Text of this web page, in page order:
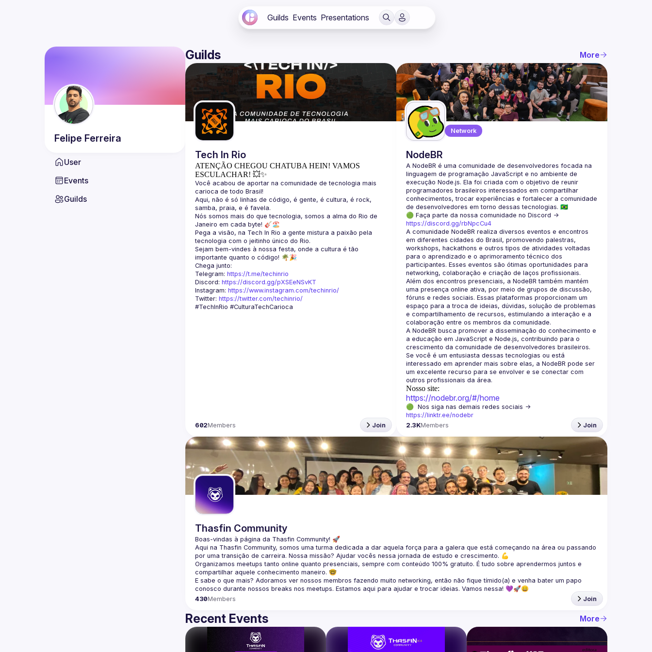
Guilds Events Presentations
Felipe Ferreira
User
Events
Guilds
Guilds More
Tech In Rio
ATENÇÃO CHEGOU CHATUBA HEIN! VAMOS
ESCULACHAR! 💥✨
Você acabou de aportar na comunidade de tecnologia mais
Aqui, não é só linhas de código, é gente, é cultura, é rock,
Nós somos mais do que tecnologia, somos a alma do Rio de
Pega a visão, na Tech In Rio a gente mistura a paixão pela
Sejam bem-vindes à nossa festa, onde a cultura é tão
Telegram: https://t.me/techinrio
Discord: https://discord.gg/pXSEeNSvKT
Instagram: https://www.instagram.com/techinrio/
Twitter: https://twitter.com/techinrio/
602Members Join
Network
NodeBR
A NodeBR é uma comunidade de desenvolvedores focada na
linguagem de programação JavaScript e no ambiente de
execução Node.js. Ela foi criada com o objetivo de reunir
programadores brasileiros interessados em compartilhar
conhecimentos, trocar experiências e fortalecer a comunidade
🟢 Faça parte da nossa comunidade no Discord ->
https://discord.gg/rbNpcCu4
A comunidade NodeBR realiza diversos eventos e encontros
em diferentes cidades do Brasil, promovendo palestras,
workshops, hackathons e outros tipos de atividades voltadas
para o aprendizado e o aprimoramento técnico dos
participantes. Esses eventos são ótimas oportunidades para
Além dos encontros presenciais, a NodeBR também mantém
uma presença online ativa, por meio de grupos de discussão,
fóruns e redes sociais. Essas plataformas proporcionam um
espaço para a troca de ideias, dúvidas, solução de problemas
e compartilhamento de recursos, estimulando a interação e a
A NodeBR busca promover a disseminação do conhecimento e
a educação em JavaScript e Node.js, contribuindo para o
crescimento da comunidade de desenvolvedores brasileiros.
Se você é um entusiasta dessas tecnologias ou está
interessado em aprender mais sobre elas, a NodeBR pode ser
um excelente recurso para se envolver e se conectar com
Nosso site:
https://nodebr.org/#/home
https://linktr.ee/nodebr
2.3KMembers Join
Thasfin Community
Boas-vindas à página da Thasfin Community! 🚀
Aqui na Thasfin Community, somos uma turma dedicada a dar aquela força para a galera que está começando na área ou passando
por uma transição de carreira. Nossa missão? Ajudar vocês nessa jornada de estudo e crescimento. 💪
Organizamos meetups tanto online quanto presenciais, sempre com conteúdo 100% gratuito. É tudo sobre aprendermos juntos e
compartilhar aquele conhecimento maneiro. 🤓
E sabe o que mais? Adoramos ver nossos membros fazendo muito networking, então não fique tímido(a) e venha bater um papo
conosco durante nossos breaks nos meetups. Estamos aqui para ajudar e trocar ideias. Vamos nessa! 💜🚀😄
430Members Join
Recent Events More